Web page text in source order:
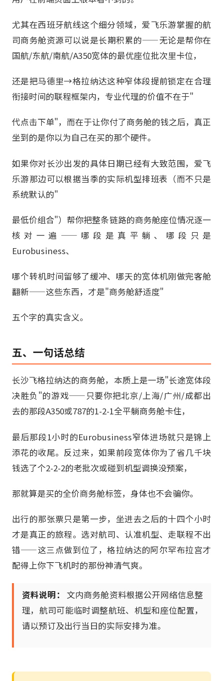
尤其在西班牙航线这个细分领域，爱飞乐游掌握的航
司商务舱资源可以说是长期积累的——无论是帮你在
国航/东航/南航/A350宽体的最优座位批次里卡位，
还是把马德里→格拉纳达这种窄体段提前锁定在合理
衔接时间的联程框架内，专业代理的价值不在于"
代点击下单"，而在于让你付了商务舱的钱之后，真正
坐到的是你以为自己在买的那个硬件。
如果你对长沙出发的具体日期已经有大致范围，爱飞
乐游那边可以根据当季的实际机型排班表（而不只是
系统默认的"
最低价组合"）帮你把整条链路的商务舱座位情况逐一
核对一遍——哪段是真平躺、哪段只是
Eurobusiness、
哪个转机时间留够了缓冲、哪天的宽体机刚做完客舱
翻新——这些东西，才是"商务舱舒适度"
五个字的真实含义。
五、一句话总结
长沙飞格拉纳达的商务舱，本质上是一场"长途宽体段
决胜负"的游戏——只要你把北京/上海/广州/成都出
去的那段A350或787的1-2-1全平躺商务舱卡住，
最后那段1小时的Eurobusiness窄体进场就只是锦上
添花的收尾。反过来，如果前段宽体你为了省几千块
钱选了个2-2-2的老批次或碰到机型调换没预案，
那就算是买的全价商务舱标签，身体也不会骗你。
出行的那张票只是第一步，坐进去之后的十四个小时
才是真正的旅程。选对航司、认准机型、走联程不出
错——这三点做到位了，格拉纳达的阿尔罕布拉宫才
配得上你下飞机时的那份神清气爽。
资料说明：
文内商务舱资料根据公开网络信息整
理，航司可能临时调整航班、机型和座位配置，
请以预订及出行当日的实际安排为准。